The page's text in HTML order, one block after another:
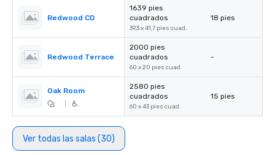
Redwood CD
1639 pies
cuadrados
39,3 x 41,7 pies cuad.
18 pies
Redwood Terrace
2000 pies
cuadrados
60 x 20 pies cuad.
-
Oak Room
2580 pies
cuadrados
60 x 43 pies cuad.
15 pies
Ver todas las salas (30)